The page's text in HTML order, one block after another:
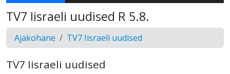
TV7 Iisraeli uudised R 5.8.
Ajakohane TV7 Iisraeli uudised
TV7 Iisraeli uudised